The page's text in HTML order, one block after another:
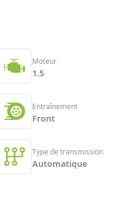
Moteur
1.5
Entraînement
Front
Type de transmission
Automatique